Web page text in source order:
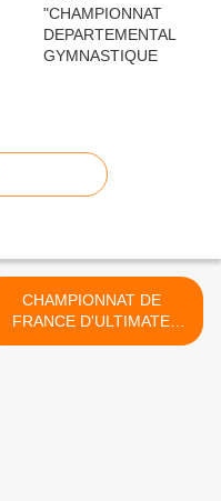
CHAMPIONNAT DE
FRANCE D'ULTIMATE
2015/2016 >